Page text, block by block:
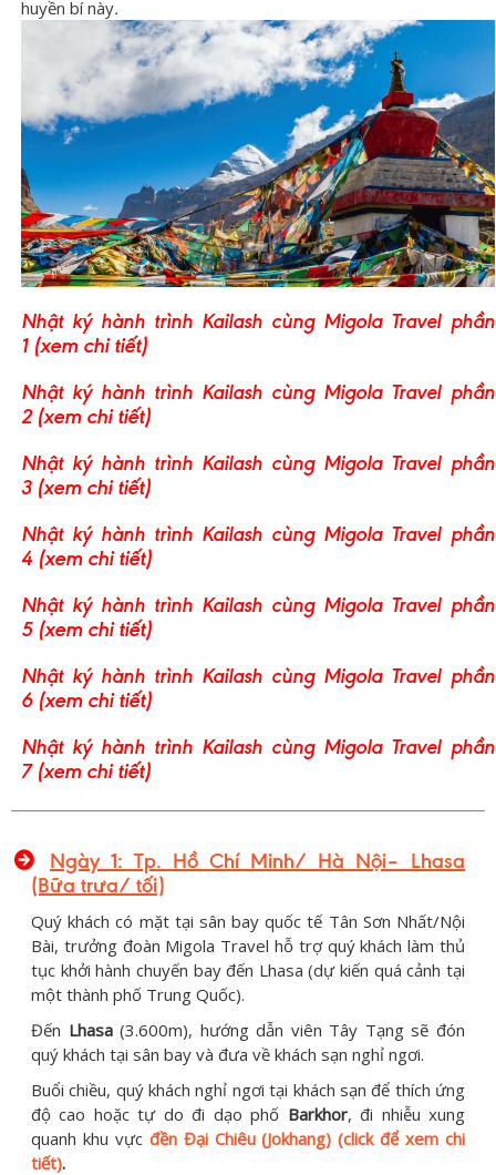
huyền bí này.
Nhật ký hành trình Kailash cùng Migola Travel phần
1(xem chi tiết)
Nhật ký hành trình Kailash cùng Migola Travel phần
2(xem chi tiết)
Nhật ký hành trình Kailash cùng Migola Travel phần
3(xem chi tiết)
Nhật ký hành trình Kailash cùng Migola Travel phần
4(xem chi tiết)
Nhật ký hành trình Kailash cùng Migola Travel phần
5(xem chi tiết)
Nhật ký hành trình Kailash cùng Migola Travel phần
6(xem chi tiết)
Nhật ký hành trình Kailash cùng Migola Travel phần
7(xem chi tiết)
Ngày 1: Tp. Hồ Chí Minh/ Hà Nội– Lhasa
(Bữa trưa/ tối)
Quý khách có mặt tại sân bay quốc tế Tân Sơn Nhất/Nội
Bài, trưởng đoàn Migola Travel hỗ trợ quý khách làm thủ
tục khởi hành chuyến bay đến Lhasa (dự kiến quá cảnh tại
một thành phố Trung Quốc).
Đến Lhasa(3.600m), hướng dẫn viên Tây Tạng sẽ đón
quý khách tại sân bay và đưa về khách sạn nghỉ ngơi.
Buổi chiều, quý khách nghỉ ngơi tại khách sạn để thích ứng
độ cao hoặc tự do đi dạo phố Barkhor, đi nhiễu xung
quanh khu vực đền Đại Chiêu (Jokhang) (click để xem chi
tiết).